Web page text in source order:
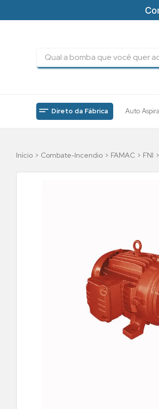
Direto da Fábrica Auto
Combate-Incendio FAMAC FNI
drenagem